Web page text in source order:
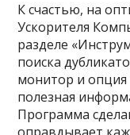
К счастью, на
Ускорителя
разделе
поиска
монитор и опция
полезная
Программа